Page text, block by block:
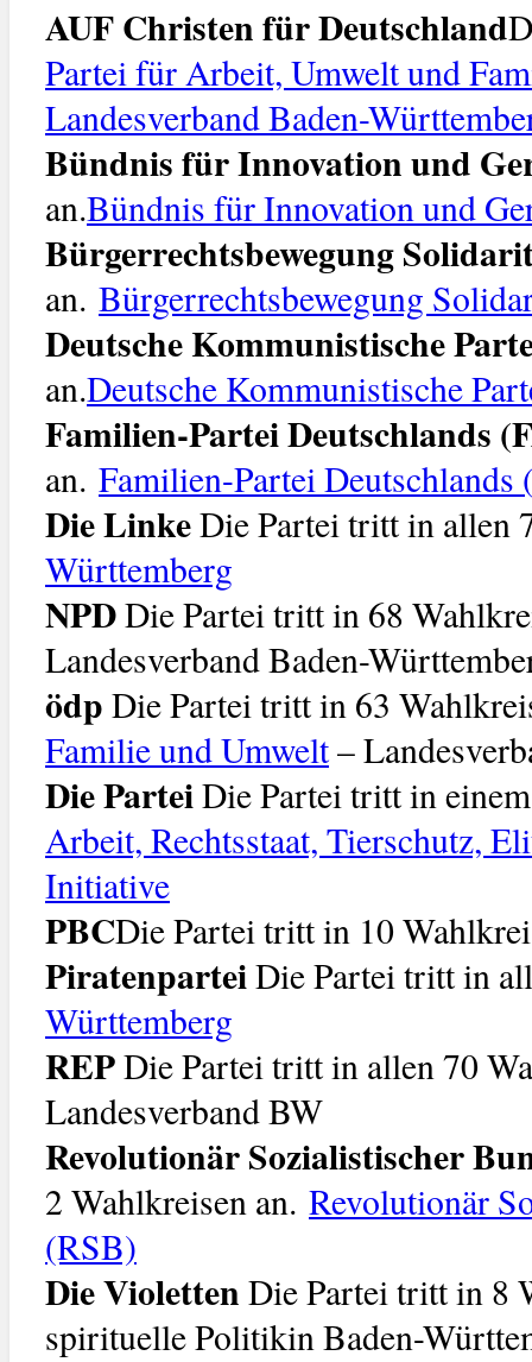
AUF Christen für Deutschland
Partei für Arbeit, Umwelt und
Landesverband Baden-
Bündnis für Innovation und
an.Bündnis für Innovation und
Bürgerrechtsbewegung
an. Bürgerrechtsbewegung
Deutsche Kommunistische
an.Deutsche Kommunistische
Familien-Partei Deutschlands
an. Familien-Partei
Die LinkeDie Partei tritt in allen
Württemberg
NPDDie Partei tritt in 68
Landesverband Baden-
ödp Die Partei tritt in 63
Familie und Umwelt–
Die ParteiDie Partei tritt in
Arbeit, Rechtsstaat, Tierschutz,
Initiative
PBCDie Partei tritt in 10
PiratenparteiDie Partei tritt in
Württemberg
REPDie Partei tritt in allen 70
Landesverband BW
Revolutionär Sozialistischer
2 Wahlkreisen an. Revolutionär
(RSB)
Die Violetten Die Partei tritt in 8
spirituelle Politikin Baden-